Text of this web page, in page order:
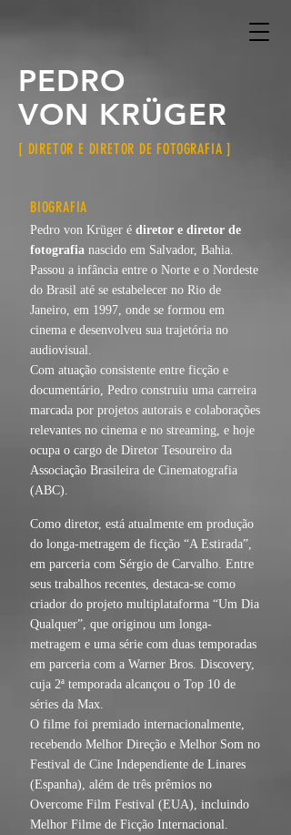
PEDRO
VON KRÜGER
[ DIRETOR E DIRETOR DE FOTOGRAFIA ]
BIOGRAFIA
Pedro von Krüger é diretor e diretor de
fotografia nascido em Salvador, Bahia.
Passou a infância entre o Norte e o Nordeste
do Brasil até se estabelecer no Rio de
Janeiro, em 1997, onde se formou em
cinema e desenvolveu sua trajetória no
audiovisual.
Com atuação consistente entre ficção e
documentário, Pedro construiu uma carreira
marcada por projetos autorais e colaborações
relevantes no cinema e no streaming, e hoje
ocupa o cargo de Diretor Tesoureiro da
Associação Brasileira de Cinematografia
(ABC).
Como diretor, está atualmente em produção
do longa-metragem de ficção “A Estirada”,
em parceria com Sérgio de Carvalho. Entre
seus trabalhos recentes, destaca-se como
criador do projeto multiplataforma “Um Dia
Qualquer”, que originou um longa-
metragem e uma série com duas temporadas
em parceria com a Warner Bros. Discovery,
cuja 2ª temporada alcançou o Top 10 de
séries da Max.
O filme foi premiado internacionalmente,
recebendo Melhor Direção e Melhor Som no
Festival de Cine Independiente de Linares
(Espanha), além de três prêmios no
Overcome Film Festival (EUA), incluindo
Melhor Filme de Ficção Internacional.